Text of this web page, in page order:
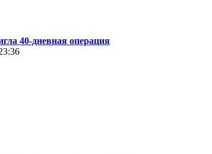
40-дневная операция